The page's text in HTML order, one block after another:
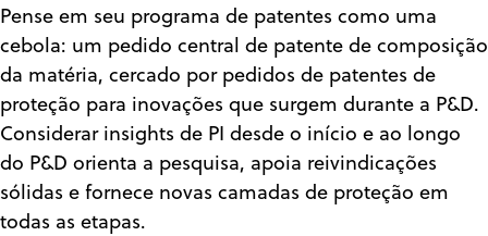
Pense em seu programa de patentes como uma
cebola: um pedido central de patente de composição
da matéria, cercado por pedidos de patentes de
proteção para inovações que surgem durante a P&D.
Considerar insights de PI desde o início e ao longo
do P&D orienta a pesquisa, apoia reivindicações
sólidas e fornece novas camadas de proteção em
todas as etapas.